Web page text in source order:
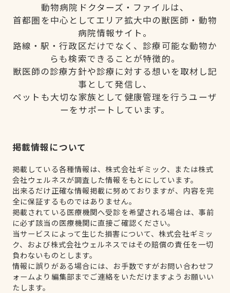
動物病院ドクターズ・ファイルは、
首都圏を中心としてエリア拡大中の獣医師・動物
病院情報サイト。
路線・駅・行政区だけでなく、診療可能な動物か
らも検索できることが特徴的。
獣医師の診療方針や診療に対する想いを取材し記
事として発信し、
ペットも大切な家族として健康管理を行うユーザ
ーをサポートしています。
掲載情報について
掲載している各種情報は、株式会社ギミック、または株式
会社ウェルネスが調査した情報をもとにしています。
出来るだけ正確な情報掲載に努めておりますが、内容を完
全に保証するものではありません。
掲載されている医療機関へ受診を希望される場合は、事前
に必ず該当の医療機関に直接ご確認ください。
当サービスによって生じた損害について、株式会社ギミッ
ク、および株式会社ウェルネスではその賠償の責任を一切
負わないものとします。
情報に誤りがある場合には、お手数ですがお問い合わせフ
ォームより編集部までご連絡をいただけますようお願いい
たします。